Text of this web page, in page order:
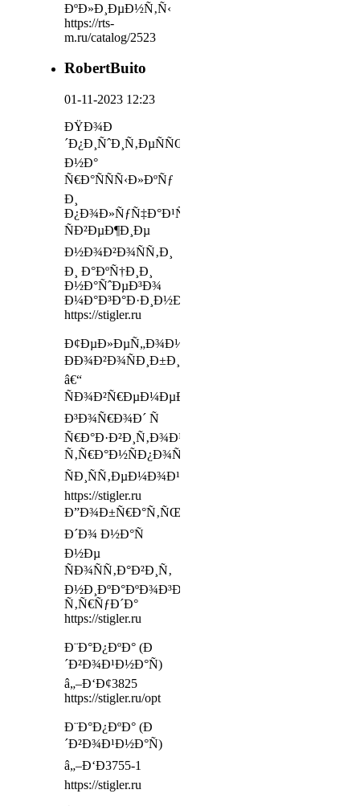
ÐºÐ»Ð¸ÐµÐ½Ñ‚Ñ‹
https://rts-
m.ru/catalog/2523
RobertBuito
01-11-2023 12:23
ÐŸÐ¾Ð
´Ð¿Ð¸ÑˆÐ¸Ñ‚ÐµÑÑŒ
Ð½Ð°
Ñ€Ð°ÑÑÑ‹Ð»ÐºÑƒ
Ð¸
Ð¿Ð¾Ð»ÑƒÑ‡Ð°Ð¹Ñ‚Ðµ
ÑÐ²ÐµÐ¶Ð¸Ðµ
Ð½Ð¾Ð²Ð¾ÑÑ‚Ð¸
Ð¸ Ð°ÐºÑ†Ð¸Ð¸
Ð½Ð°ÑˆÐµÐ³Ð¾
Ð¼Ð°Ð³Ð°Ð·Ð¸Ð½Ð°
https://stigler.ru
Ð¢ÐµÐ»ÐµÑ„Ð¾Ð½:
ÐÐ¾Ð²Ð¾ÑÐ¸Ð±Ð¸Ñ€ÑÐº
â€“
ÑÐ¾Ð²Ñ€ÐµÐ¼ÐµÐ½Ð½Ñ‹Ð¹
Ð³Ð¾Ñ€Ð¾Ð´ Ñ
Ñ€Ð°Ð·Ð²Ð¸Ñ‚Ð¾Ð¹
Ñ‚Ñ€Ð°Ð½ÑÐ¿Ð¾Ñ€Ñ‚Ð½Ð¾Ð¹
ÑÐ¸ÑÑ‚ÐµÐ¼Ð¾Ð¹
https://stigler.ru
Ð”Ð¾Ð±Ñ€Ð°Ñ‚ÑŒÑÑ
Ð´Ð¾ Ð½Ð°Ñ
Ð½Ðµ
ÑÐ¾ÑÑ‚Ð°Ð²Ð¸Ñ‚
Ð½Ð¸ÐºÐ°ÐºÐ¾Ð³Ð¾
Ñ‚Ñ€ÑƒÐ´Ð°
https://stigler.ru
Ð¨Ð°Ð¿ÐºÐ° (Ð
´Ð²Ð¾Ð¹Ð½Ð°Ñ)
â„–Ð‘Ð¢3825
https://stigler.ru/opt
Ð¨Ð°Ð¿ÐºÐ° (Ð
´Ð²Ð¾Ð¹Ð½Ð°Ñ)
â„–Ð‘Ð3755-1
https://stigler.ru